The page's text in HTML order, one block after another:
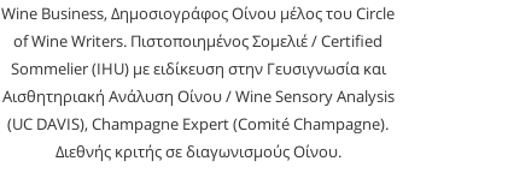
Wine Business, Δημοσιογράφος Οίνου μέλος του Circle
of Wine Writers. Πιστοποιημένος Σομελιέ / Certified
Sommelier (IHU) με ειδίκευση στην Γευσιγνωσία και
Αισθητηριακή Ανάλυση Οίνου / Wine Sensory Analysis
(UC DAVIS), Champagne Expert (Comité Champagne).
Διεθνής κριτής σε διαγωνισμούς Οίνου.